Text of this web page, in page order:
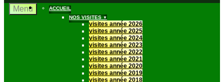
Menu
ACCUEIL
NOS VISITES▼
visites année 2026
visites année 2025
visites année 2024
visites année 2023
visites année 2022
visites année 2021
visites année 2020
visites année 2019
visites année 2018